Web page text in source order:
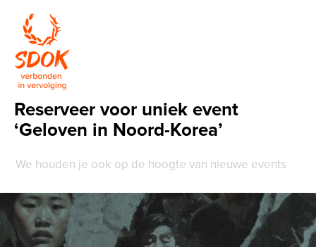
Reserveer voor uniek event
‘Geloven in Noord-Korea’
We houden je ook op de hoogte van nieuwe events